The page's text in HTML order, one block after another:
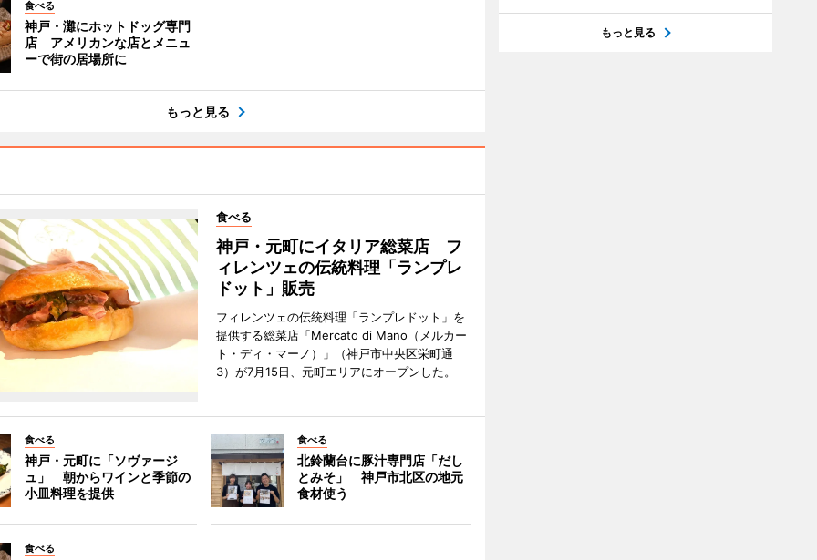
食べる
神戸・灘にホットドッグ専門
店 アメリカンな店とメニュ
ーで街の居場所に
もっと見る
食べる
神戸・元町にイタリア総菜店 フ
ィレンツェの伝統料理「ランプレ
ドット」販売
フィレンツェの伝統料理「ランプレドット」を
提供する総菜店「Mercato di Mano（メルカー
ト・ディ・マーノ）」（神戸市中央区栄町通
3）が7月15日、元町エリアにオープンした。
食べる
神戸・元町に「ソヴァージ
ュ」 朝からワインと季節の
小皿料理を提供
食べる
北鈴蘭台に豚汁専門店「だし
とみそ」 神戸市北区の地元
食材使う
食べる
もっと見る